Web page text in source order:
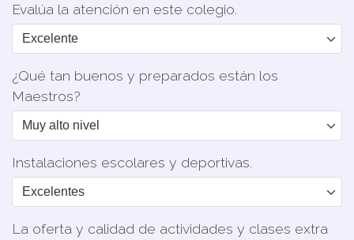
Evalúa la atención en este colegio.
¿Qué tan buenos y preparados están los
Maestros?
Instalaciones escolares y deportivas.
La oferta y calidad de actividades y clases extra